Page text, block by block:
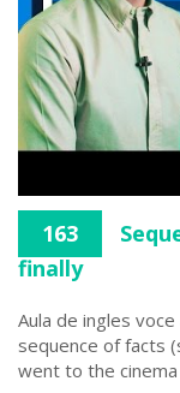
163
finally
Aula de ingles
sequence of facts
went to the cinema